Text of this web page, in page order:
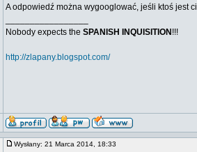
A odpowiedź można wygooglować, jeśli ktoś jest
Nobody expects the SPANISH INQUISITION !!!
http://zlapany.blogspot.com/
Wysłany: 21 Marca 2014, 18:33